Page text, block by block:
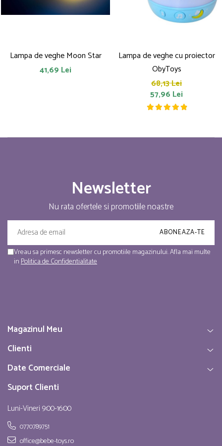
Lampa de veghe Moon Star
41,69 Lei
Lampa de veghe cu proiector
ObyToys
68,13 Lei
57,96 Lei
Newsletter
Nu rata ofertele si promotiile noastre
Vreau sa primesc newsletter cu promotiile magazinului. Afla mai multe
inPolitica de Confidentialitate
Magazinul Meu
Clienti
Date Comerciale
Suport Clienti
Luni-Vineri 9:00-16:00
0770789751
office@bebe-toys.ro